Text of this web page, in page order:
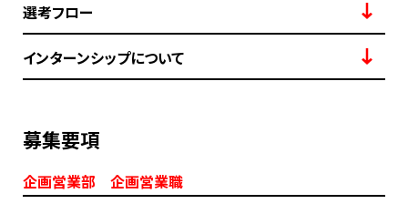
選考フロー
インターンシップについて
募集要項
企画営業部 企画営業職